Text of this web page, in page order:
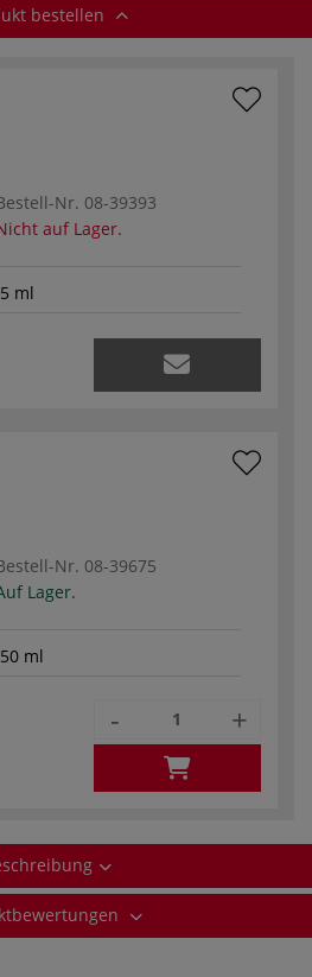
bestellen
Nr. 08-39393
auf Lager.
ml
Nr. 08-39675
Lager.
ml
- +